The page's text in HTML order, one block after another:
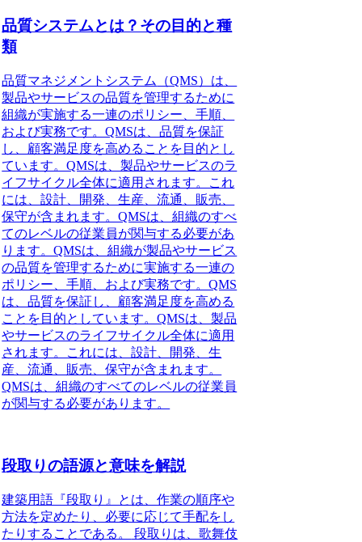
品質システムとは？その目的と種
類
品質マネジメントシステム
（QMS）は、
製品やサービスの品質を管理するために
組織が実施する一連のポリシー、手順、
および実務です。QMSは、品質を保証
し、顧客満足度を高めることを目的とし
ています。QMSは、製品やサービスのラ
イフサイクル全体に適用されます。これ
には、設計、開発、生産、流通、販売、
保守が含まれます。QMSは、組織のすべ
てのレベルの従業員が関与する必要があ
ります。QMSは、組織が製品やサービス
の品質を管理するために実施する一連の
ポリシー、手順、および実務です。QMS
は、品質を保証し、顧客満足度を高める
ことを目的としています。QMSは、製品
やサービスのライフサイクル全体に適用
されます。これには、設計、開発、生
産、流通、販売、保守が含まれます。
QMSは、組織のすべてのレベルの従業員
が関与する必要があります。
段取りの語源と意味を解説
建築用語『段取り』とは、作業の順序や
方法を定めたり、必要に応じて手配をし
たりすることである。
段取りは、歌舞伎